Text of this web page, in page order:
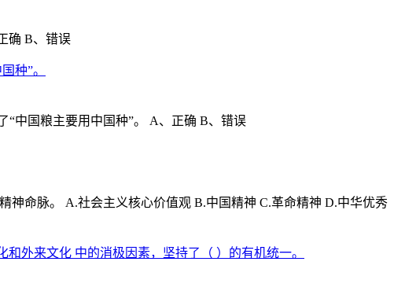
确 B、错误
种”。
“中国粮主要用中国种”。 A、正确 B、错误
命脉。 A.社会主义核心价值观 B.中国精神 C.革命精神 D.中华优秀
外来文化 中的消极因素，坚持了（ ）的有机统一。